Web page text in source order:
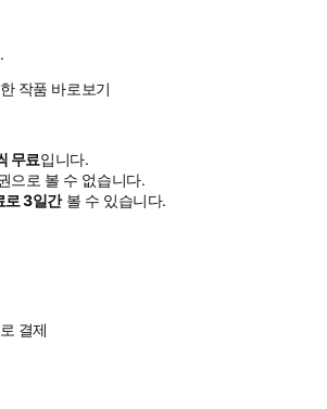
작품 바로보기
무료입니다.
으로 볼 수 없습니다.
로3일간볼 수 있습니다.
결제